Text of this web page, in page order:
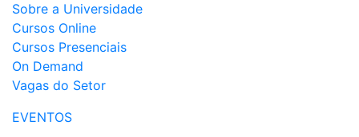
Sobre a Universidade
Cursos Online
Cursos Presenciais
On Demand
Vagas do Setor
EVENTOS